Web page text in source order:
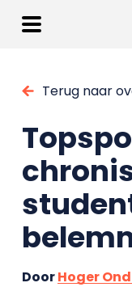
Terug naar
DoorHoger